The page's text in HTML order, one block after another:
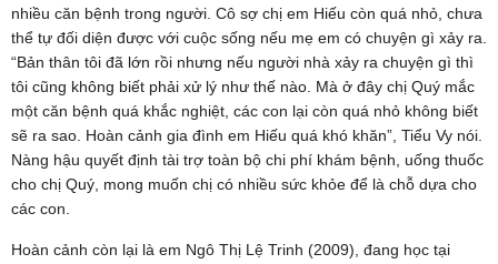
nhiều căn bệnh trong người. Cô sợ chị em Hiếu còn quá nhỏ, chưa
thể tự đối diện được với cuộc sống nếu mẹ em có chuyện gì xảy ra.
“Bản thân tôi đã lớn rồi nhưng nếu người nhà xảy ra chuyện gì thì
tôi cũng không biết phải xử lý như thế nào. Mà ở đây chị Quý mắc
một căn bệnh quá khắc nghiệt, các con lại còn quá nhỏ không biết
sẽ ra sao. Hoàn cảnh gia đình em Hiếu quá khó khăn”, Tiểu Vy nói.
Nàng hậu quyết định tài trợ toàn bộ chi phí khám bệnh, uống thuốc
cho chị Quý, mong muốn chị có nhiều sức khỏe để là chỗ dựa cho
các con.
Hoàn cảnh còn lại là em Ngô Thị Lệ Trinh (2009), đang học tại